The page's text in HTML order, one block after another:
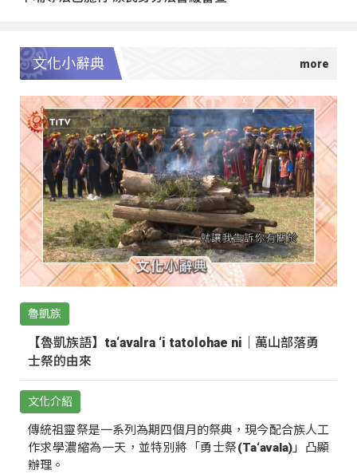
文化小辭典
魯凱族
【魯凱族語】ta‘avalra ‘i tatolohae ni｜萬山部落勇
士祭的由來
文化介紹
傳統祖靈祭是一系列為期四個月的祭典，現今配合族人工
作求學濃縮為一天，並特別將「勇士祭(Ta‘avala)」凸顯
辦理。